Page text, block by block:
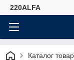
220ALFA
Каталог